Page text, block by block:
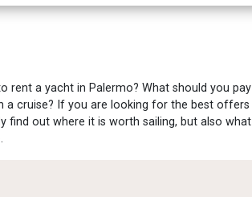
rent a yacht in Palermo? What should you pay
cruise? If you are looking for the best offers
find out where it is worth sailing, but also what